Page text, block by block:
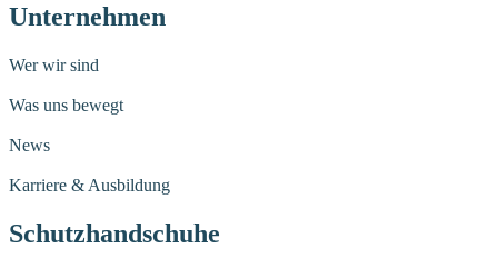
Unternehmen
Wer wir sind
Was uns bewegt
News
Karriere & Ausbildung
Schutzhandschuhe